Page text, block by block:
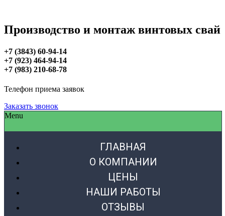
Производство и монтаж винтовых свай
+7 (3843) 60-94-14
+7 (923) 464-94-14
+7 (983) 210-68-78
Телефон приема заявок
Заказать звонок
Menu
ГЛАВНАЯ
О КОМПАНИИ
ЦЕНЫ
НАШИ РАБОТЫ
ОТЗЫВЫ